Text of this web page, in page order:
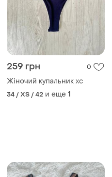
259 грн 0
Жіночий купальник хс
34 / XS / 42 и еще 1